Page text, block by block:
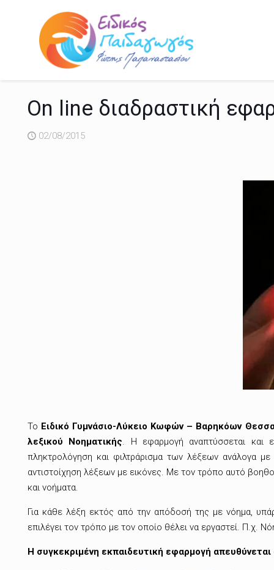
On line διαδραστική
02/08/2015
Το Ειδικό Γυμνάσιο-Λύκειο Κωφών – Βαρηκόων
λεξικού Νοηματικής. Η εφαρμογή αναπτύσσεται και
πληκτρολόγηση και φιλτράρισμα των λέξεων ανάλογα με
αντιστοίχηση λέξεων με εικόνες. Με τον τρόπο αυτό
και νοήματα.
Για κάθε λέξη εκτός από την απόδοσή της με νόημα,
επιλέγει τον τρόπο με τον οποίο θέλει να εργαστεί. Π.χ.
Η συγκεκριμένη εκπαιδευτική εφαρμογή απευθύνεται